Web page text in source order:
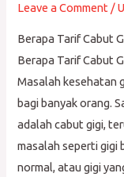
Leave a Comment /
Berapa Tarif Cabut
Berapa Tarif Cabut
Masalah kesehatan
bagi banyak orang.
adalah cabut gigi,
masalah seperti gigi
normal, atau gigi